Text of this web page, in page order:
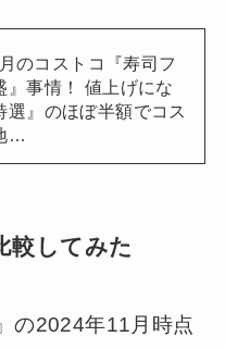
のコストコ『寿司フ
』事情！ 値上げにな
選』のほぼ半額でコス
…
較してみた
の2024年11月時点